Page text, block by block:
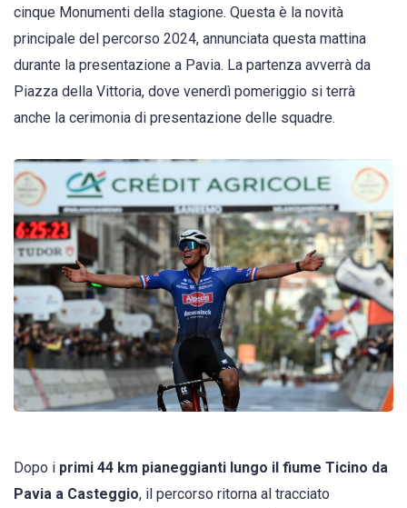
cinque Monumenti della stagione. Questa è la novità
principale del percorso 2024, annunciata questa mattina
durante la presentazione a Pavia. La partenza avverrà da
Piazza della Vittoria, dove venerdì pomeriggio si terrà
anche la cerimonia di presentazione delle squadre.
Dopo i primi 44 km pianeggianti lungo il fiume Ticino da
Pavia a Casteggio, il percorso ritorna al tracciato